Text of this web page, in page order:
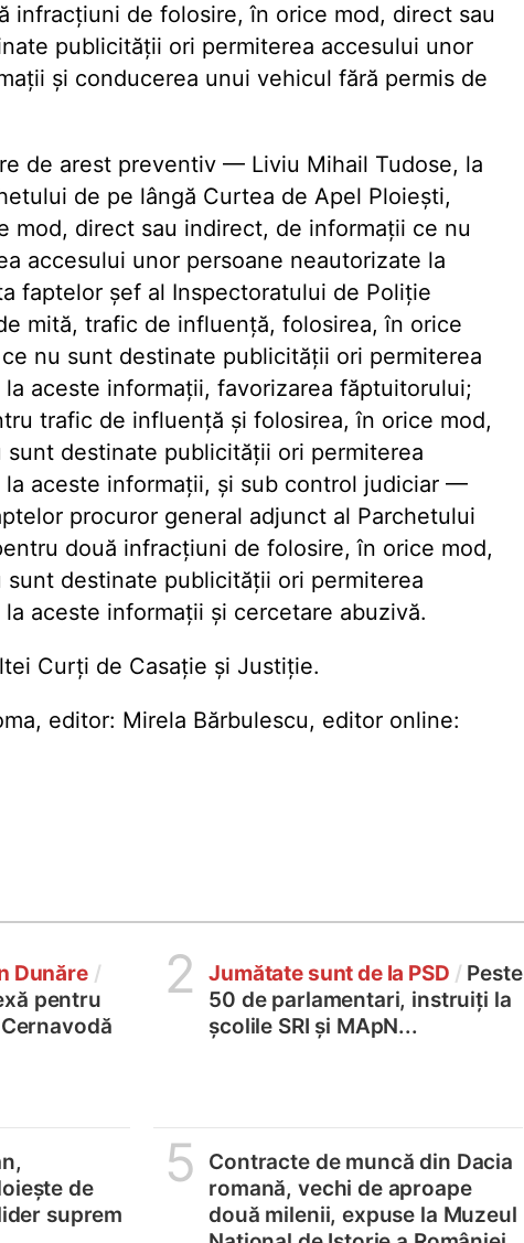
infracțiuni de folosire, în orice mod, direct sau
publicității ori permiterea accesului unor
și conducerea unui vehicul fără permis de
de arest preventiv — Liviu Mihail Tudose, la
de pe lângă Curtea de Apel Ploiești,
mod, direct sau indirect, de informații ce nu
accesului unor persoane neautorizate la
faptelor șef al Inspectoratului de Poliție
mită, trafic de influență, folosirea, în orice
nu sunt destinate publicității ori permiterea
aceste informații, favorizarea făptuitorului;
trafic de influență și folosirea, în orice mod,
destinate publicității ori permiterea
aceste informații, și sub control judiciar —
procuror general adjunct al Parchetului
două infracțiuni de folosire, în orice mod,
destinate publicității ori permiterea
aceste informații și cercetare abuzivă.
Curți de Casație și Justiție.
editor: Mirela Bărbulescu, editor online:
Dunăre /
pentru
2 Jumătate sunt de la PSD / Peste
50 de parlamentari, instruiți la
școlile SRI și MApN...
de
suprem
5
Contracte de muncă din Dacia
romană, vechi de aproape
două milenii, expuse la Muzeul